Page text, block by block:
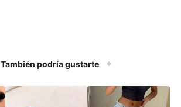
También podría gustarte